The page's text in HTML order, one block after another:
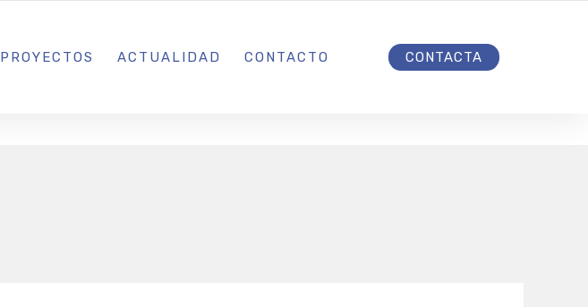
PROYECTOS ACTUALIDAD CONTACTO CONTACTA